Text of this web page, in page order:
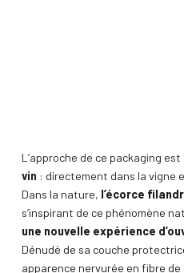
L’approche de ce packaging est
vin : directement dans la vigne
Dans la nature, l’écorce
s’inspirant de ce phénomène
une nouvelle expérience
Dénudé de sa couche
apparence nervurée en fibre